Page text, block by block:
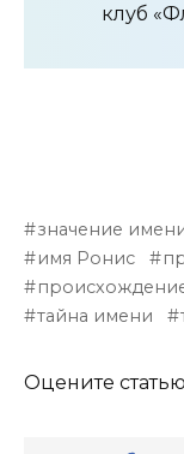
клуб
значение
имя Ронис
тайна имени
Оцените статью